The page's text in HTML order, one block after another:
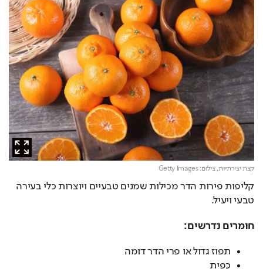
קצת יצירתיות,צילום: Getty Images
טבעי ויעיל.
חומרים נדרשים:
תפוז גדול או פרי הדר דומה
כפית